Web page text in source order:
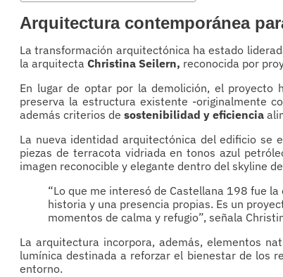
Arquitectura contemporánea
La transformación arquitectónica ha estado
la arquitecta Christina Seilern, reconocida por
En lugar de optar por la demolición, el proyecto
preserva la estructura existente -originalmente
además criterios de sostenibilidad y eficiencia
La nueva identidad arquitectónica del edificio se
piezas de terracota vidriada en tonos azul
imagen reconocible y elegante dentro del skyline
“Lo que me interesó de Castellana 198 fue
historia y una presencia propias. Es un
momentos de calma y refugio”, señala
La arquitectura incorpora, además, elementos
lumínica destinada a reforzar el bienestar de los
entorno.